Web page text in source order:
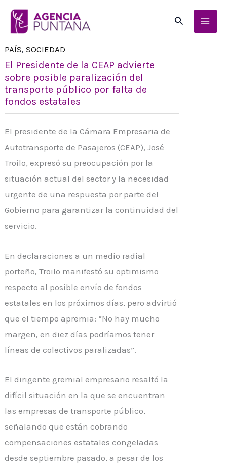
Buscar
PAÍS,SOCIEDAD
El Presidente de la CEAP advierte
sobre posible paralización del
transporte público por falta de
fondos estatales
El presidente de la Cámara Empresaria de
Autotransporte de Pasajeros (CEAP), José
Troilo, expresó su preocupación por la
situación actual del sector y la necesidad
urgente de una respuesta por parte del
Gobierno para garantizar la continuidad del
servicio.
En declaraciones a un medio radial
porteño, Troilo manifestó su optimismo
respecto al posible envío de fondos
estatales en los próximos días, pero advirtió
que el tiempo apremia: “No hay mucho
margen, en diez días podríamos tener
líneas de colectivos paralizadas”.
El dirigente gremial empresario resaltó la
difícil situación en la que se encuentran
las empresas de transporte público,
señalando que están cobrando
compensaciones estatales congeladas
desde septiembre pasado, a pesar de los